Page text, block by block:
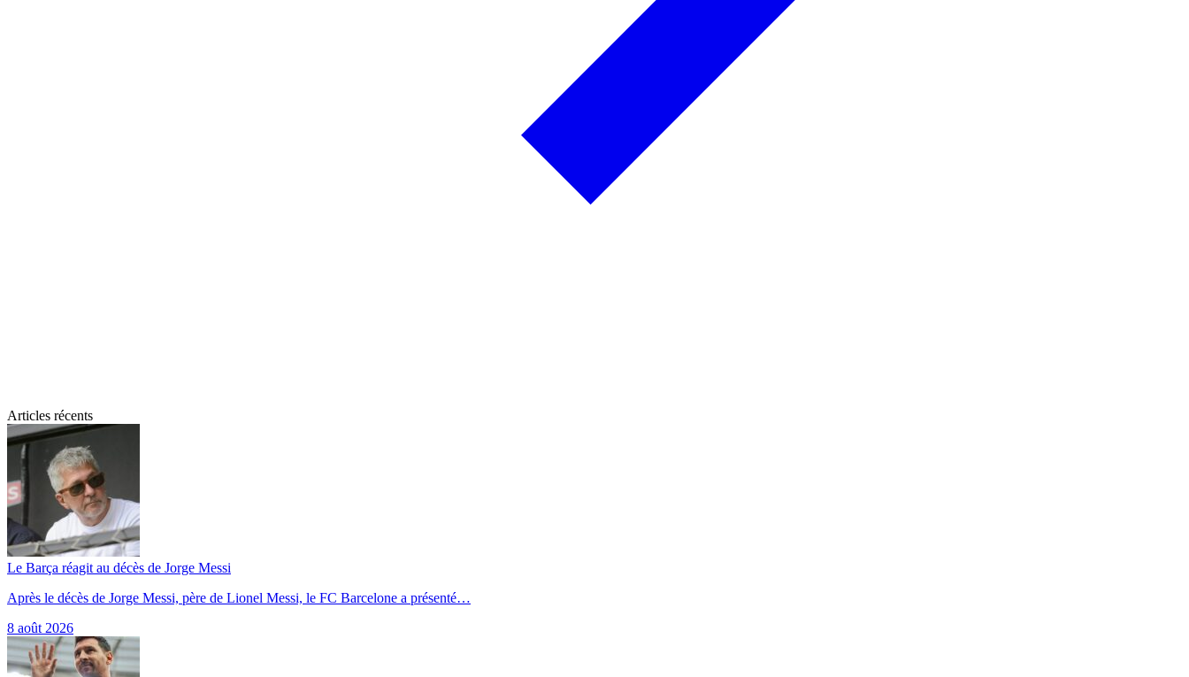
Articles récents
Le Barça réagit au décès de Jorge Messi
Après le décès de Jorge Messi, père de Lionel Messi, le FC Barcelone a présenté…
8 août 2026